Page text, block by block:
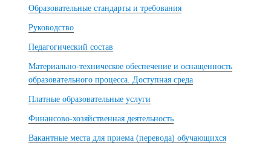
Образовательные стандарты и требования
Руководство
Педагогический состав
Материально-техническое обеспечение и оснащенность
образовательного процесса. Доступная среда
Платные образовательные услуги
Финансово-хозяйственная деятельность
Вакантные места для приема (перевода) обучающихся